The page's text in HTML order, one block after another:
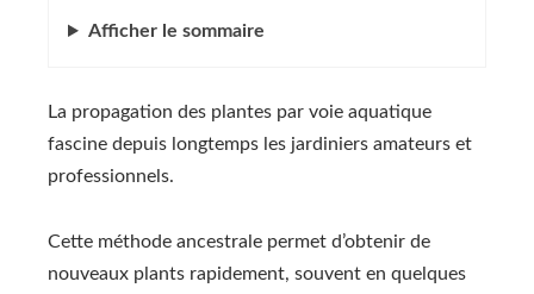
Afficher le sommaire
La propagation des plantes par voie aquatique
fascine depuis longtemps les jardiniers amateurs et
professionnels.
Cette méthode ancestrale permet d’obtenir de
nouveaux plants rapidement, souvent en quelques